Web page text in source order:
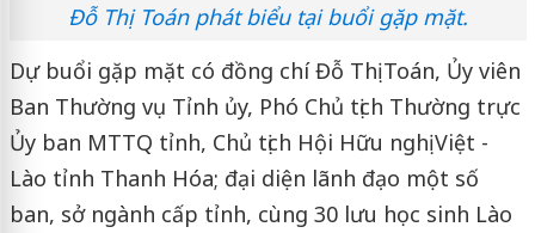
Đỗ Thị Toán phát biểu tại buổi gặp mặt.
Dự buổi gặp mặt có đồng chí Đỗ Thị Toán, Ủy viên
Ban Thường vụ Tỉnh ủy, Phó Chủ tịch Thường trực
Ủy ban MTTQ tỉnh, Chủ tịch Hội Hữu nghị Việt -
Lào tỉnh Thanh Hóa; đại diện lãnh đạo một số
ban, sở ngành cấp tỉnh, cùng 30 lưu học sinh Lào